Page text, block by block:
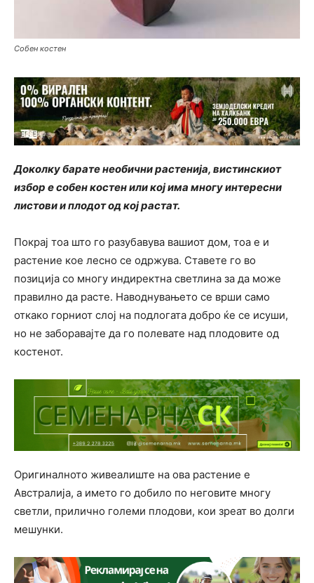
Собен костен
Доколку барате необични растенија, вистинскиот
избор е собен костен или кој има многу интересни
листови и плодот од кој растат.
Покрај тоа што го разубавува вашиот дом, тоа е и
растение кое лесно се одржува. Ставете го во
позиција со многу индиректна светлина за да може
правилно да расте. Наводнувањето се врши само
откако горниот слој на подлогата добро ќе се исуши,
но не заборавајте да го полевате над плодовите од
костенот.
Оригиналното живеалиште на ова растение е
Австралија, а името го добило по неговите многу
светли, прилично големи плодови, кои зреат во долги
мешунки.